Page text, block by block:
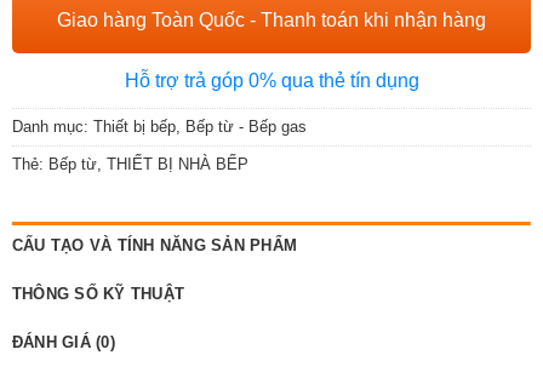
Giao hàng Toàn Quốc - Thanh toán khi nhận hàng
Hỗ trợ trả góp 0% qua thẻ tín dụng
Danh mục: Thiết bị bếp, Bếp từ - Bếp gas
Thẻ: Bếp từ, THIẾT BỊ NHÀ BẾP
CẤU TẠO VÀ TÍNH NĂNG SẢN PHẨM
THÔNG SỐ KỸ THUẬT
ĐÁNH GIÁ (0)